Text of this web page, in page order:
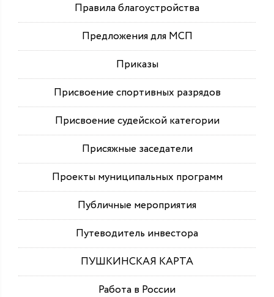
Правила благоустройства
Предложения для МСП
Приказы
Присвоение спортивных разрядов
Присвоение судейской категории
Присяжные заседатели
Проекты муниципальных программ
Публичные мероприятия
Путеводитель инвестора
ПУШКИНСКАЯ КАРТА
Работа в России